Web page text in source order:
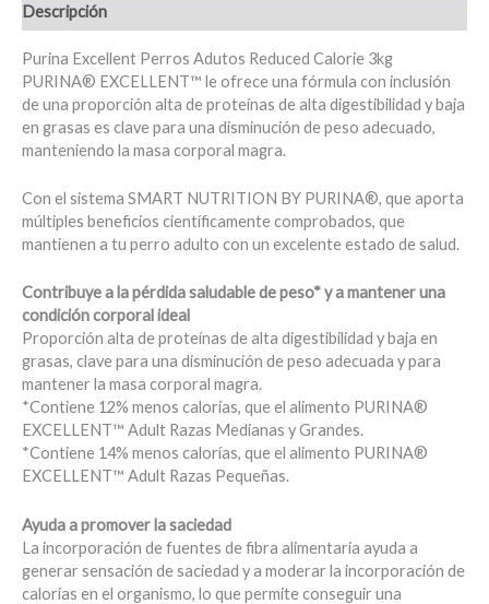
Descripción
Purina Excellent Perros Adutos Reduced Calorie 3kg
PURINA® EXCELLENT™ le ofrece una fórmula con inclusión
de una proporción alta de proteínas de alta digestibilidad y baja
en grasas es clave para una disminución de peso adecuado,
manteniendo la masa corporal magra.
Con el sistema SMART NUTRITION BY PURINA®, que aporta
múltiples beneficios científicamente comprobados, que
mantienen a tu perro adulto con un excelente estado de salud.
Contribuye a la pérdida saludable de peso* y a mantener una
condición corporal ideal
Proporción alta de proteínas de alta digestibilidad y baja en
grasas, clave para una disminución de peso adecuada y para
mantener la masa corporal magra.
*Contiene 12% menos calorías, que el alimento PURINA®
EXCELLENT™ Adult Razas Medianas y Grandes.
*Contiene 14% menos calorías, que el alimento PURINA®
EXCELLENT™ Adult Razas Pequeñas.
Ayuda a promover la saciedad
La incorporación de fuentes de fibra alimentaria ayuda a
generar sensación de saciedad y a moderar la incorporación de
calorías en el organismo, lo que permite conseguir una